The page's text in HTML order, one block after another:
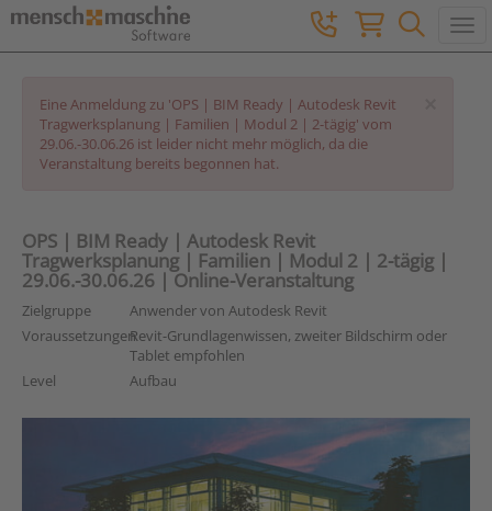
Eine Anmeldung zu 'OPS | BIM Ready | Autodesk Revit
Tragwerksplanung | Familien | Modul 2 | 2-tägig' vom
29.06.-30.06.26 ist leider nicht mehr möglich, da die
Veranstaltung bereits begonnen hat.
OPS | BIM Ready | Autodesk Revit
Tragwerksplanung | Familien | Modul 2 | 2-tägig |
29.06.-30.06.26 | Online-Veranstaltung
Zielgruppe
Anwender von Autodesk Revit
VoraussetzungenRevit-Grundlagenwissen, zweiter Bildschirm oder
Tablet empfohlen
Level
Aufbau